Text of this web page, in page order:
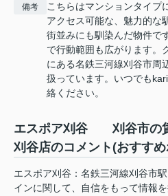
備考
こちらはマンションタイプ
アクセス可能な、魅力的な
街並みにも馴染んだ物件で
で行動範囲も広がります。
にある名鉄三河線刈谷市周
扱っています。いつでも
絡ください。
エスポア刈谷 刈谷市の
刈谷店のコメント(おすす
エスポア刈谷：名鉄三河線刈谷市
インに関して、自信をもって情報